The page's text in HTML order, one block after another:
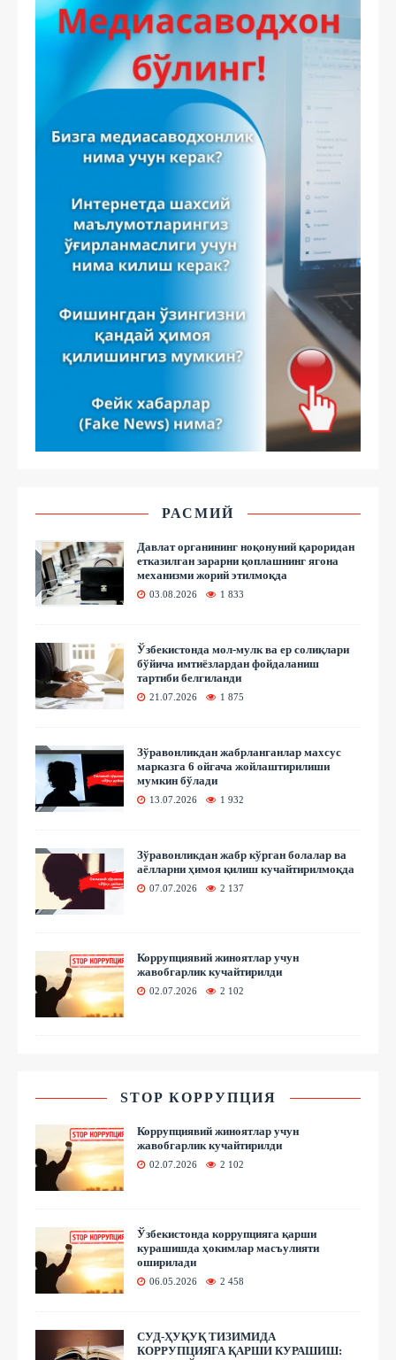
РАСМИЙ
Давлат органининг ноқонуний қароридан
етказилган зарарни қоплашнинг ягона
механизми жорий этилмоқда
03.08.2026 1 833
Ўзбекистонда мол-мулк ва ер солиқлари
бўйича имтиёзлардан фойдаланиш
тартиби белгиланди
21.07.2026 1 875
Зўравонликдан жабрланганлар махсус
марказга 6 ойгача жойлаштирилиши
мумкин бўлади
13.07.2026 1 932
Зўравонликдан жабр кўрган болалар ва
аёлларни ҳимоя қилиш кучайтирилмоқда
07.07.2026 2 137
Коррупциявий жиноятлар учун
жавобгарлик кучайтирилди
02.07.2026 2 102
STOP КОРРУПЦИЯ
Коррупциявий жиноятлар учун
жавобгарлик кучайтирилди
02.07.2026 2 102
Ўзбекистонда коррупцияга қарши
курашишда ҳокимлар масъулияти
оширилади
06.05.2026 2 458
СУД-ҲУҚУҚ ТИЗИМИДА
КОРРУПЦИЯГА ҚАРШИ КУРАШИШ: